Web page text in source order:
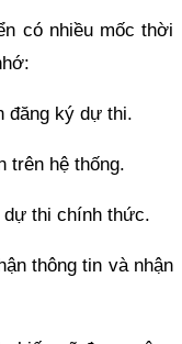
có nhiều mốc thời
đăng ký dự thi.
trên hệ thống.
dự thi chính thức.
thông tin và nhận